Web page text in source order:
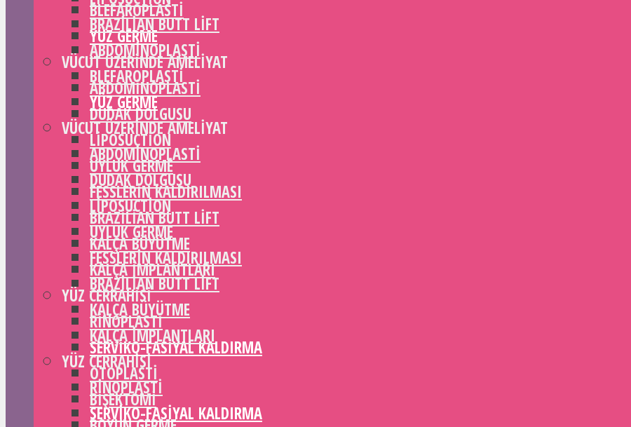
BLEFAROPLASTI
YÜZ GERME
VÜCUT ÜZERINDE AMELIYAT
ABDOMINOPLASTI
DUDAK DOLGUSU
LIPOSUCTION
UYLUK GERME
FESSLERIN KALDIRILMASI
BRAZILIAN BUTT LIFT
KALÇA BÜYÜTME
KALÇA IMPLANTLARI
YÜZ CERRAHISI
RINOPLASTI
SERVIKO-FASIYAL KALDIRMA
OTOPLASTI
BIŞEKTOMI
BRAZILIAN BUTT LIFT
ABDOMINOPLASTI
BLEFAROPLASTI
YÜZ GERME
VÜCUT ÜZERINDE AMELIYAT
ABDOMINOPLASTI
DUDAK DOLGUSU
LIPOSUCTION
UYLUK GERME
FESSLERIN KALDIRILMASI
BRAZILIAN BUTT LIFT
KALÇA BÜYÜTME
KALÇA IMPLANTLARI
YÜZ CERRAHISI
RINOPLASTI
SERVIKO-FASIYAL KALDIRMA